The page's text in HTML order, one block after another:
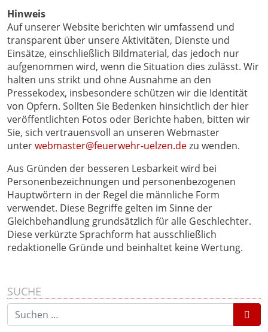
Hinweis
Auf unserer Website berichten wir umfassend und
transparent über unsere Aktivitäten, Dienste und
Einsätze, einschließlich Bildmaterial, das jedoch nur
aufgenommen wird, wenn die Situation dies zulässt. Wir
halten uns strikt und ohne Ausnahme an den
Pressekodex, insbesondere schützen wir die Identität
von Opfern. Sollten Sie Bedenken hinsichtlich der hier
veröffentlichten Fotos oder Berichte haben, bitten wir
Sie, sich vertrauensvoll an unseren Webmaster
unterwebmaster@feuerwehr-uelzen.dezu wenden.
Aus Gründen der besseren Lesbarkeit wird bei
Personenbezeichnungen und personenbezogenen
Hauptwörtern in der Regel die männliche Form
verwendet. Diese Begriffe gelten im Sinne der
Gleichbehandlung grundsätzlich für alle Geschlechter.
Diese verkürzte Sprachform hat ausschließlich
redaktionelle Gründe und beinhaltet keine Wertung.
SUCHE
Suchen nach: